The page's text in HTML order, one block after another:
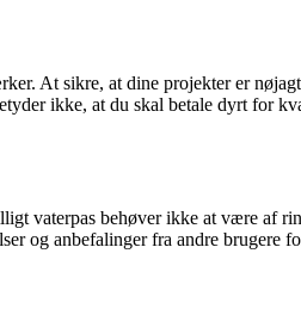
At sikre, at dine projekter er
ikke, at du skal betale dyrt for
vaterpas behøver ikke at være af
og anbefalinger fra andre brugere